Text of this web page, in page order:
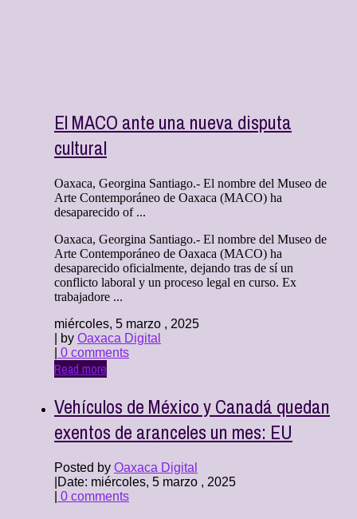
El MACO ante una nueva disputa
cultural
Oaxaca, Georgina Santiago.- El nombre del Museo de
Arte Contemporáneo de Oaxaca (MACO) ha
desaparecido of ...
Oaxaca, Georgina Santiago.- El nombre del Museo de
Arte Contemporáneo de Oaxaca (MACO) ha
desaparecido oficialmente, dejando tras de sí un
conflicto laboral y un proceso legal en curso. Ex
trabajadore ...
miércoles, 5 marzo , 2025
| by Oaxaca Digital
0 comments
Read more
Vehículos de México y Canadá quedan
exentos de aranceles un mes: EU
Posted by Oaxaca Digital
Date: miércoles, 5 marzo , 2025
0 comments